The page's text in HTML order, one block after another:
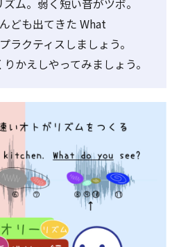
ム。弱く短い音がツボ。
ども出てきた What
クティスしましょう。
かえしやってみましょう。